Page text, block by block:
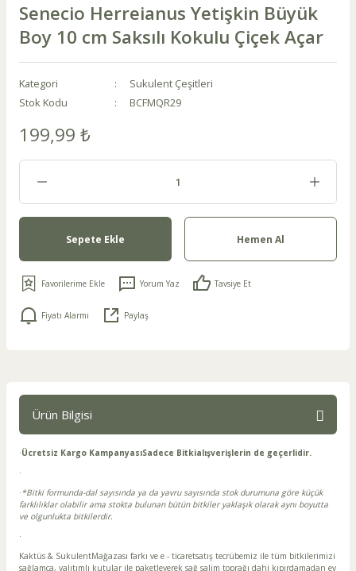
Senecio Herreianus Yetişkin Büyük
Boy 10 cm Saksılı Kokulu Çiçek Açar
Kategori
Sukulent Çeşitleri
Stok Kodu
BCFMQR29
199,99 ₺
Sepete Ekle Hemen Al
Yorum Yaz Tavsiye Et
Fiyatı Alarmı Paylaş
Ürün Bilgisi
·Ücretsiz Kargo KampanyasıSadece Bitkialışverişlerin de geçerlidir.
·
· *Bitki formunda-dal sayısında ya da yavru sayısında stok durumuna göre küçük
farklılıklar olabilir ama stokta bulunan bütün bitkiler yaklaşık olarak aynı boyutta
ve olgunlukta bitkilerdir.
·
Kaktüs & SukulentMağazası farkı ve e - ticaretsatış tecrübemiz ile tüm bitkilerimizi
sağlamca, yalıtımlı kutular ile paketleyerek sağ salim toprağı dahi kıpırdamadan ev